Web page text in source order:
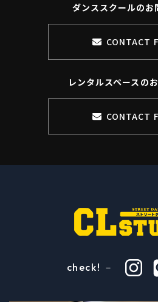
ダンススクールのお
CONTACT
レンタルスペースの
CONTACT
check! －